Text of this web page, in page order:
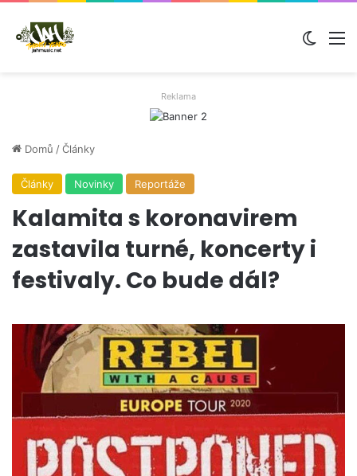
Reklama
Domů /Články
Články Novinky Reportáže
Kalamita s koronavirem
zastavila turné, koncerty i
festivaly. Co bude dál?